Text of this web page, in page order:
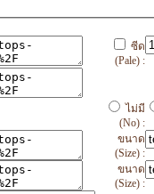
ซีด
(Pale) :
ไม่มี
(No) :
ขนาด
(Size) :
ขนาด
(Size) :